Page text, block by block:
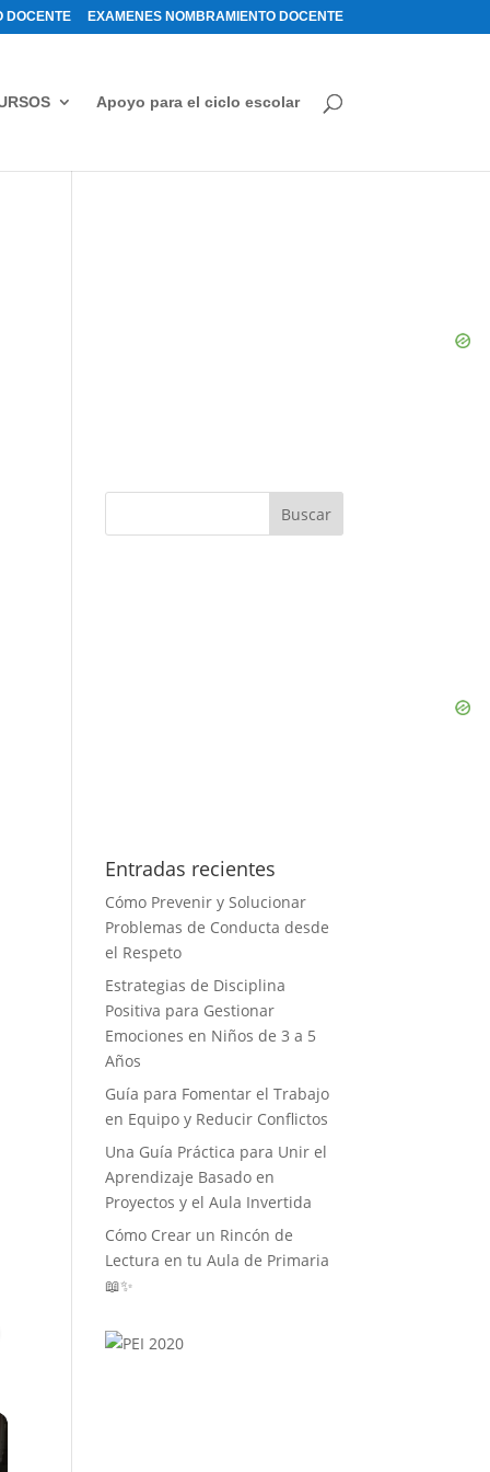
DOCENTE EXAMENES NOMBRAMIENTO DOCENTE
Apoyo para el ciclo escolar
Entradas recientes
Cómo Prevenir y Solucionar
Problemas de Conducta desde
el Respeto
Estrategias de Disciplina
Positiva para Gestionar
Emociones en Niños de 3 a 5
Años
Guía para Fomentar el Trabajo
en Equipo y Reducir Conflictos
Una Guía Práctica para Unir el
Aprendizaje Basado en
Proyectos y el Aula Invertida
Cómo Crear un Rincón de
Lectura en tu Aula de Primaria
📖✨